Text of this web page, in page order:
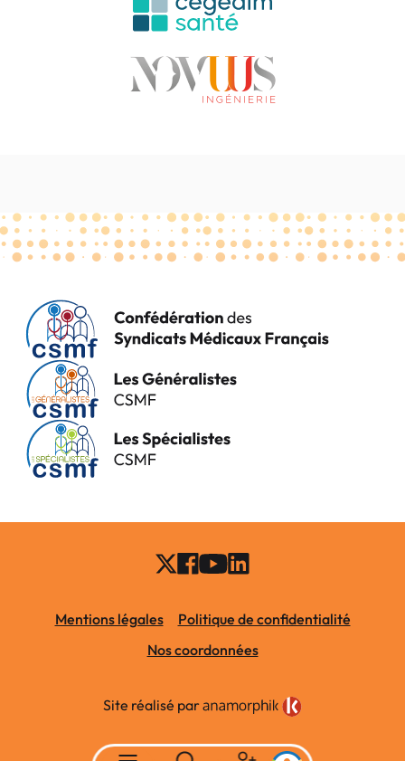
Mentions légales
Politique de confidentialité
Nos coordonnées
Site réalisé par